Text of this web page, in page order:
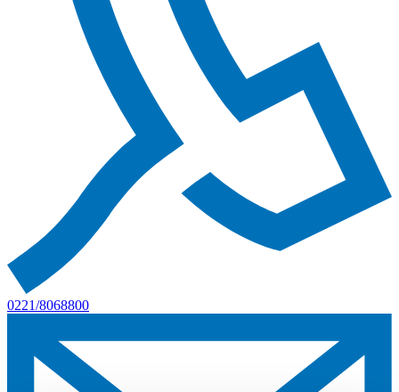
0221/8068800​